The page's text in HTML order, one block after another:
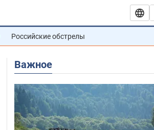
Российские обстрелы
Важное